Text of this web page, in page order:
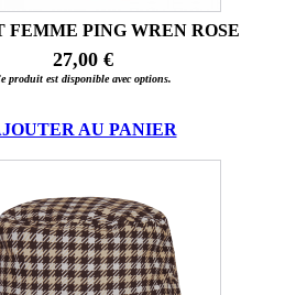
FEMME PING WREN ROSE
27,00 €
produit est disponible avec options.
AU PANIER